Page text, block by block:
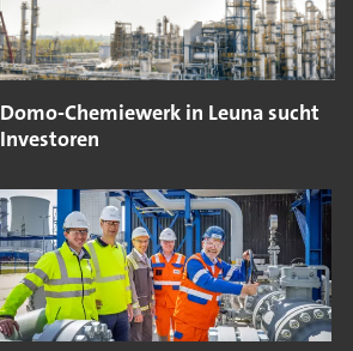
Domo-Chemiewerk in Leuna sucht
Investoren